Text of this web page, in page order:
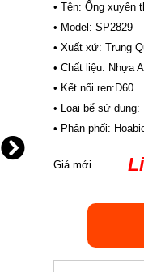
• Tên: Ống xuyên
• Model: SP2829
• Xuất xứ: Trung
• Chất liệu: Nhựa
• Kết nối ren:D60
• Loại bể sử dụng:
• Phân phối:
Giá mới